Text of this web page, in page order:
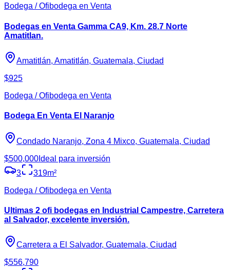
Bodega / Ofibodega en Venta
Bodegas en Venta Gamma CA9, Km. 28.7 Norte
Amatitlan.
Amatitlán, Amatitlán, Guatemala, Ciudad
$925
Bodega / Ofibodega en Venta
Bodega En Venta El Naranjo
Condado Naranjo, Zona 4 Mixco, Guatemala, Ciudad
$500,000 Ideal para inversión
3
319m²
Bodega / Ofibodega en Venta
Ultimas 2 ofi bodegas en Industrial Campestre, Carretera
al Salvador, excelente inversión.
Carretera a El Salvador, Guatemala, Ciudad
$556,790